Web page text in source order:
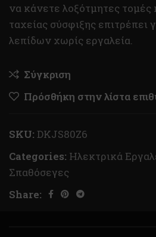
να κάνετε λοξότμητες τομές
ταχείας σύσφιξης επιτρέπει
λεπίδων χωρίς εργαλεία.
Σύγκριση
Πρόσθήκη στην λίστα
SKU: DKJS80Z6
Categories: Ηλεκτρικά
Σπαθόσεγες
Share: